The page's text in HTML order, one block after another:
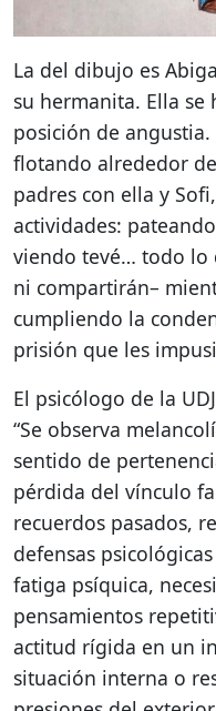
La del dibujo es
su hermanita. Ella
posición de angustia.
flotando alrededor
padres con ella y
actividades:
viendo tevé… todo lo
ni compartirán–
cumpliendo la
prisión que les
El psicólogo de la
“Se observa
sentido de
pérdida del vínculo
recuerdos pasados,
defensas
fatiga psíquica,
pensamientos
actitud rígida en un
situación interna o